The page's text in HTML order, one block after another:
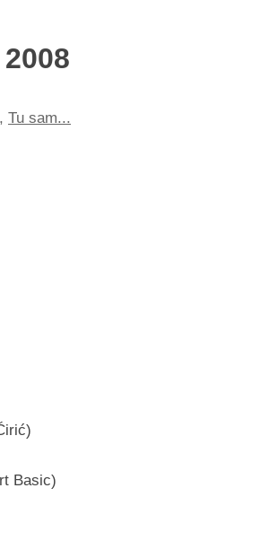
, Tu sam...
Basic)